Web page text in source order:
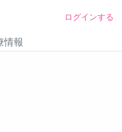
ログインする
情報